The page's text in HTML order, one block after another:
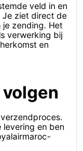
veld in en
Je ziet direct de
zending. Het
verwerking bij
en
levering en ben